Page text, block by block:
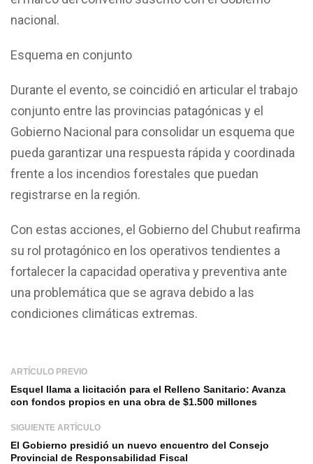
nacional.
Esquema en conjunto
Durante el evento, se coincidió en articular el trabajo
conjunto entre las provincias patagónicas y el
Gobierno Nacional para consolidar un esquema que
pueda garantizar una respuesta rápida y coordinada
frente a los incendios forestales que puedan
registrarse en la región.
Con estas acciones, el Gobierno del Chubut reafirma
su rol protagónico en los operativos tendientes a
fortalecer la capacidad operativa y preventiva ante
una problemática que se agrava debido a las
condiciones climáticas extremas.
ARTÍCULO PREVIO
Esquel llama a licitación para el Relleno Sanitario: Avanza
con fondos propios en una obra de $1.500 millones
SIGUIENTE ARTÍCULO
El Gobierno presidió un nuevo encuentro del Consejo
Provincial de Responsabilidad Fiscal